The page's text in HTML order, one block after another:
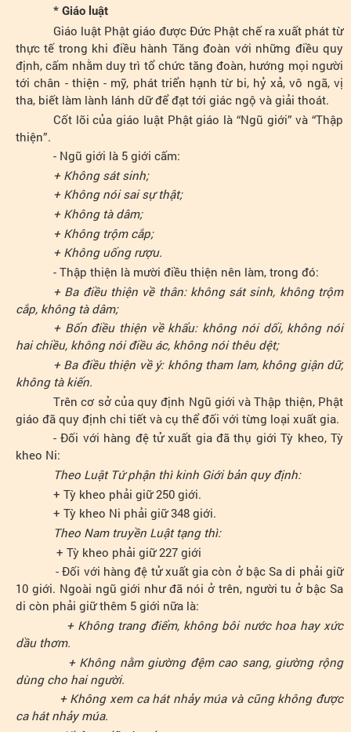
* Giáo luật
Giáo luật Phật giáo được Đức Phật chế ra xuất phát từ
thực tế trong khi điều hành Tăng đoàn với những điều quy
định, cấm nhằm duy trì tổ chức tăng đoàn, hướng mọi người
tới chân - thiện - mỹ, phát triển hạnh từ bi, hỷ xả, vô ngã, vị
tha, biết làm lành lánh dữ để đạt tới giác ngộ và giải thoát.
Cốt lõi của giáo luật Phật giáo là “Ngũ giới” và “Thập
thiện”.
- Ngũ giới là 5 giới cấm:
+ Không sát sinh;
+ Không nói sai sự thật;
+ Không tà dâm;
+ Không trộm cắp;
+ Không uống rượu.
- Thập thiện là mười điều thiện nên làm, trong đó:
+ Ba điều thiện về thân: không sát sinh, không trộm
cắp, không tà dâm;
+ Bốn điều thiện về khẩu: không nói dối, không nói
hai chiều, không nói điều ác, không nói thêu dệt;
+ Ba điều thiện về ý: không tham lam, không giận dữ,
không tà kiến.
Trên cơ sở của quy định Ngũ giới và Thập thiện, Phật
giáo đã quy định chi tiết và cụ thể đối với từng loại xuất gia.
- Đối với hàng đệ tử xuất gia đã thụ giới Tỳ kheo, Tỳ
kheo Ni:
Theo Luật Tứ phận thì kinh Giới bản quy định:
+ Tỳ kheo phải giữ 250 giới.
+ Tỳ kheo Ni phải giữ 348 giới.
Theo Nam truyền Luật tạng thì:
+ Tỳ kheo phải giữ 227 giới
- Đối với hàng đệ tử xuất gia còn ở bậc Sa di phải giữ
10 giới. Ngoài ngũ giới như đã nói ở trên, người tu ở bậc Sa
di còn phải giữ thêm 5 giới nữa là:
+ Không trang điểm, không bôi nước hoa hay xức
dầu thơm.
+ Không nằm giường đệm cao sang, giường rộng
dùng cho hai người.
+ Không xem ca hát nhảy múa và cũng không được
ca hát nhảy múa.